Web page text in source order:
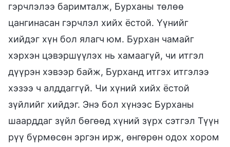
гэрчлэлээ баримталж, Бурханы төлөө
цангинасан гэрчлэл хийх ёстой. Үүнийг
хийдэг хүн бол ялагч юм. Бурхан чамайг
хэрхэн цэвэршүүлэх нь хамаагүй, чи итгэл
дүүрэн хэвээр байж, Бурханд итгэх итгэлээ
хэзээ ч алддаггүй. Чи хүний хийх ёстой
зүйлийг хийдэг. Энэ бол хүнээс Бурханы
шаарддаг зүйл бөгөөд хүний зүрх сэтгэл Түүн
рүү бүрмөсөн эргэн ирж, өнгөрөн одох хором